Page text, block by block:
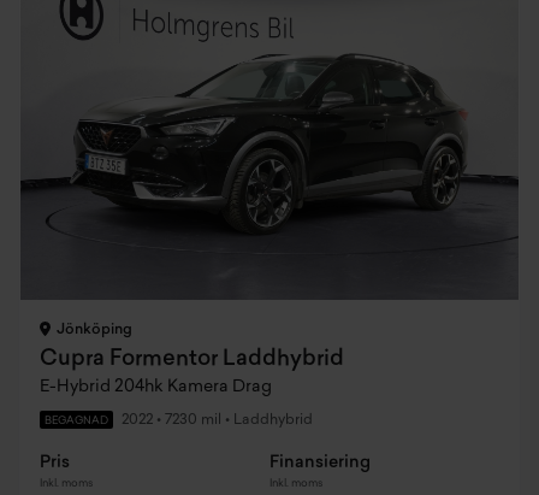
Jönköping
Cupra Formentor Laddhybrid
E-Hybrid 204hk Kamera Drag
BEGAGNAD 2022 • 7230 mil • Laddhybrid
Pris
Inkl. moms
Finansiering
Inkl. moms